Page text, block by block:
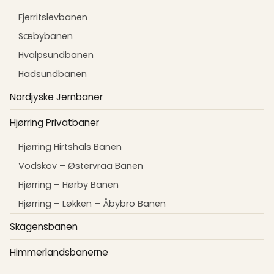
Fjerritslevbanen
Sæbybanen
Hvalpsundbanen
Hadsundbanen
Nordjyske Jernbaner
Hjørring Privatbaner
Hjørring Hirtshals Banen
Vodskov – Østervraa Banen
Hjørring – Hørby Banen
Hjørring – Løkken – Åbybro Banen
Skagensbanen
Himmerlandsbanerne